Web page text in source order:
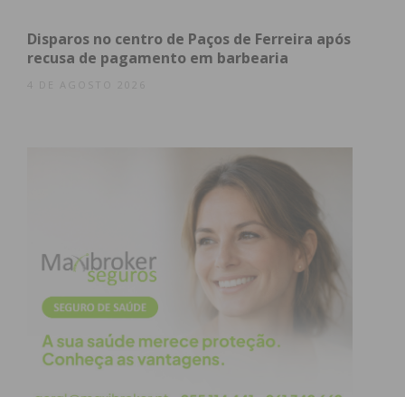
Disparos no centro de Paços de Ferreira após
recusa de pagamento em barbearia
4 DE AGOSTO 2026